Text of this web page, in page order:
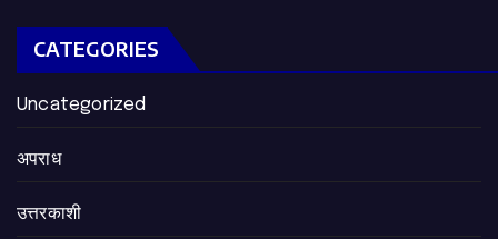
CATEGORIES
Uncategorized
अपराध
उत्तरकाशी